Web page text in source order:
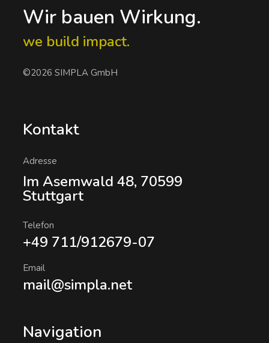
Wir bauen Wirkung.
we build impact.
©2026 SIMPLA GmbH
Kontakt
Adresse
Im Asemwald 48, 70599
Stuttgart
Telefon
+49 711/912679-07
Email
mail@simpla.net
Navigation